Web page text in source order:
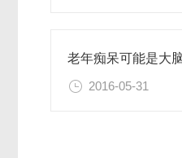
2016-05-31